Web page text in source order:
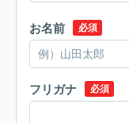
お名前 必須
フリガナ 必須